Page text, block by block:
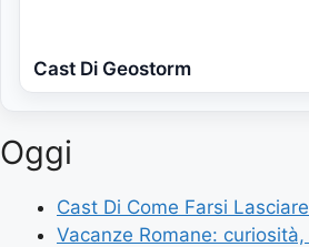
Cast Di Geostorm
Oggi
Cast Di Come Farsi
Vacanze Romane: